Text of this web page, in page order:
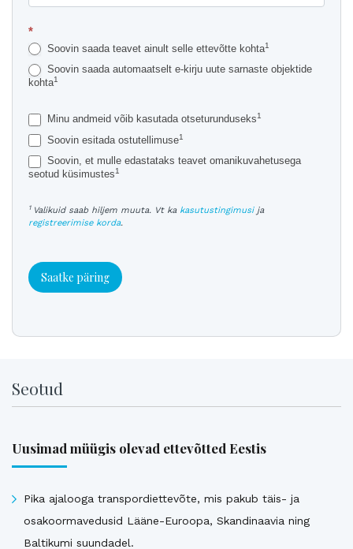
*
Soovin saada teavet ainult selle ettevõtte kohta1
Soovin saada automaatselt e-kirju uute sarnaste objektide
kohta1
Minu andmeid võib kasutada otseturunduseks1
Soovin esitada ostutellimuse1
Soovin, et mulle edastataks teavet omanikuvahetusega
seotud küsimustes1
1 Valikuid saab hiljem muuta. Vt ka kasutustingimusija
registreerimise korda.
Saatke päring
Seotud
Uusimad müügis olevad ettevõtted Eestis
Pika ajalooga transpordiettevõte, mis pakub täis- ja
osakoormavedusid Lääne-Euroopa, Skandinaavia ning
Baltikumi suundadel.